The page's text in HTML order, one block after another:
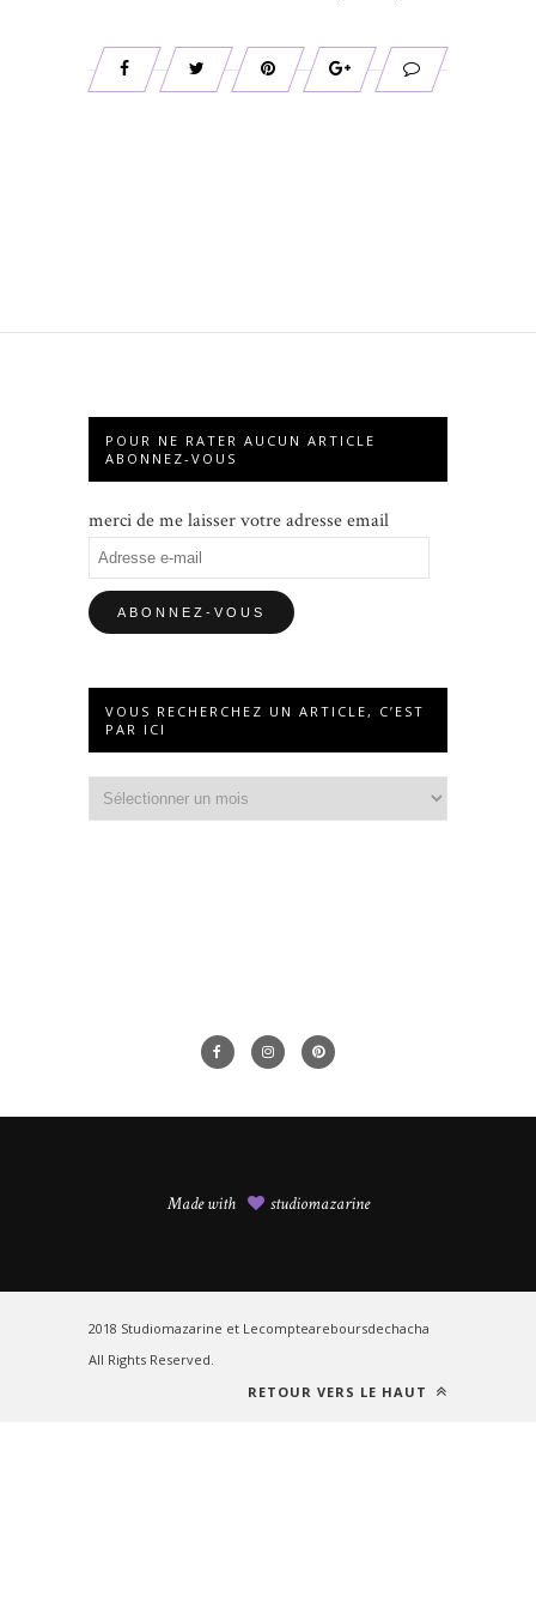
POUR NE RATER AUCUN ARTICLE
ABONNEZ-VOUS
merci de me laisser votre adresse email
Adresse
e-
mail
VOUS RECHERCHEZ UN ARTICLE, C’EST
PAR ICI
Vous
Made with studiomazarine
2018 Studiomazarine et Lecompteareboursdechacha
All Rights Reserved.
RETOUR VERS LE HAUT